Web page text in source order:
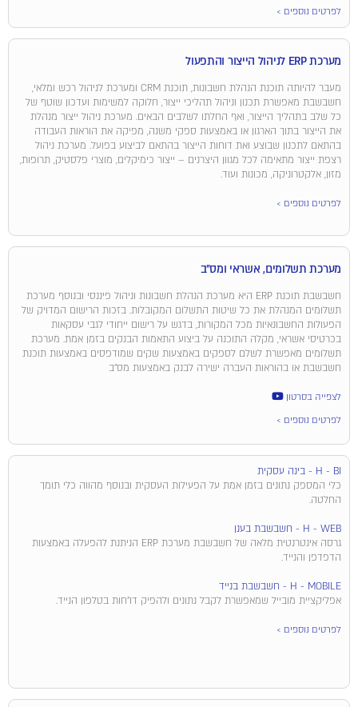
לפרטים נוספים >
מערכת ERP לניהול הייצור והתפעול
מעבר להיותה תוכנת הנהלת חשבונות, תוכנת CRM ומערכת לניהול רכש ומלאי,
חשבשבת מאפשרת תכנון וניהול תהליכי ייצור, חלוקה למשימות ועדכון שוטף של
כל שלב בתהליך הייצור, ואף החלתו לשלבים הבאים. מערכת ניהול ייצור מנהלת
את הייצור בתוך הארגון או באמצעות ספקי משנה, מפיקה את הוראות העבודה
בהתאם לתכנון שבוצע ואת דוחות הייצור בהתאם לביצוע בפועל. מערכת ניהול
רצפת ייצור מתאימה לכל מגוון היצרנים – ייצור כימיקלים, מוצרי פלסטיק, תרופות,
מזון, אלקטרוניקה, מכונות ועוד.
לפרטים נוספים >
מערכת תשלומים, אשראי ומס"ב
חשבשבת תוכנת ERP היא מערכת הנהלת חשבונות וניהול פיננסי ובנוסף מערכת
תשלומים המנהלת את כל שיטות התשלום המקובלות. בזכות הרישום המדויק של
הפעולות החשבונאיות מכל המקורות, בדגש על רישום ייחודי לגבי עסקאות
בכרטיסי אשראי, מקלה התוכנה על ביצוע התאמות הבנקים בזמן אמת. מערכת
תשלומים מאפשרת לשלם לספקים באמצעות שקים שמודפסים באמצעות תוכנת
חשבשבת או בהוראות העברה ישירה לבנק באמצעות מס"ב
לצפייה בסרטון
לפרטים נוספים >
H - BI - בינה עסקית
כלי המספק נתונים בזמן אמת על הפעילות העסקית ובנוסף מהווה כלי תומך
החלטה.
H - WEB - חשבשבת בענן
גרסה אינטרנטית מלאה של חשבשבת מערכת ERP הניתנת להפעלה באמצעות
הדפדפן והנייד.
H - MOBILE - חשבשבת בנייד
אפליקציית מובייל שמאפשרת לקבל נתונים ולהפיק דו"חות בטלפון הנייד.
לפרטים נוספים >